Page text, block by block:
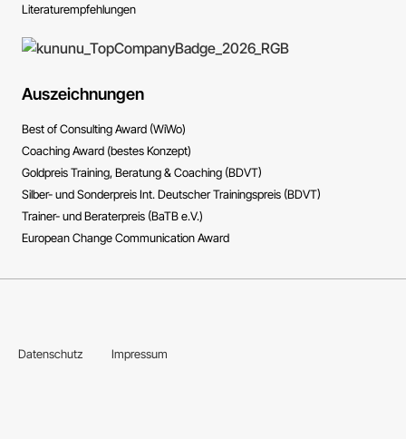
Literatur­empfehlungen
Auszeichnungen
Best of Consulting Award (WiWo)
Coaching Award (bestes Konzept)
Goldpreis Training, Beratung & Coaching (BDVT)
Silber- und Sonderpreis Int. Deutscher Trainingspreis (BDVT)
Trainer- und Beraterpreis (BaTB e.V.)
European Change Communication Award
Datenschutz Impressum